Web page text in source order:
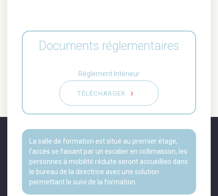
Documents réglementaires
Règlement Intérieur
TÉLÉCHARGER
La salle de formation est situé au premier étage,
l'accès se faisant par un escalier en collimasson, les
personnes à mobilité réduite seront accueillies dans
le bureau de la directrice avec une solution
permettant le suivi de la formation.